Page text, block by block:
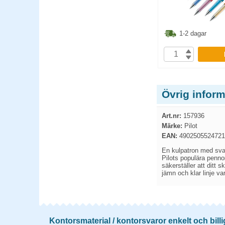
1-2 dagar
Övrig
Art.nr: 157936
Märke: Pilot
EAN: 4902505524721
En kulpatron med
Pilots populära
säkerställer att ditt
jämn och klar linje
Kontorsmaterial / kontorsvaror enkelt och